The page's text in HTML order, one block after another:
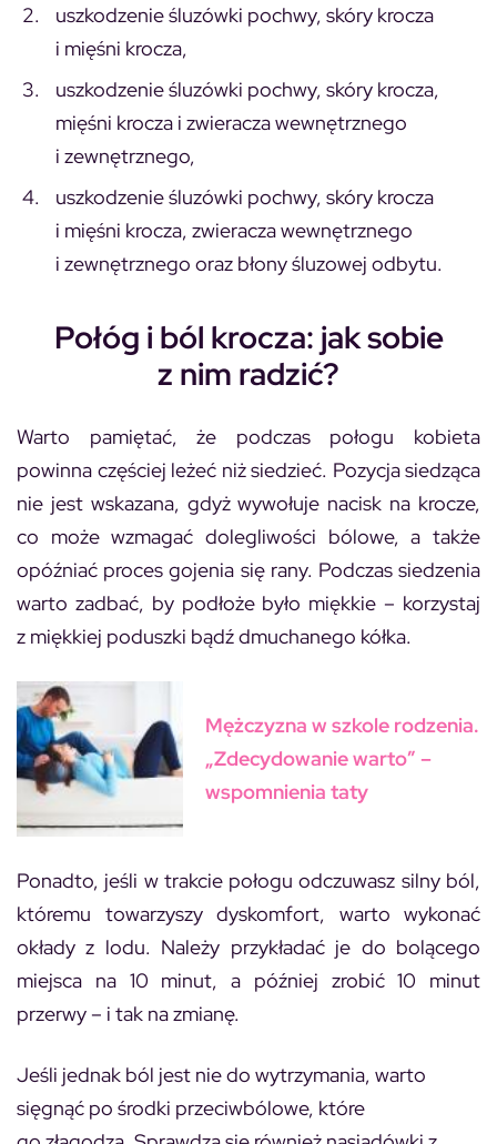
uszkodzenie śluzówki pochwy, skóry krocza
i mięśni krocza,
uszkodzenie śluzówki pochwy, skóry krocza,
mięśni krocza i zwieracza wewnętrznego
i zewnętrznego,
uszkodzenie śluzówki pochwy, skóry krocza
i mięśni krocza, zwieracza wewnętrznego
i zewnętrznego oraz błony śluzowej odbytu.
Połóg i ból krocza: jak sobie
z nim radzić?
Warto pamiętać, że podczas połogu kobieta
powinna częściej leżeć niż siedzieć. Pozycja siedząca
nie jest wskazana, gdyż wywołuje nacisk na krocze,
co może wzmagać dolegliwości bólowe, a także
opóźniać proces gojenia się rany. Podczas siedzenia
warto zadbać, by podłoże było miękkie – korzystaj
z miękkiej poduszki bądź dmuchanego kółka.
Mężczyzna w szkole rodzenia.
„Zdecydowanie warto” –
wspomnienia taty
Ponadto, jeśli w trakcie połogu odczuwasz silny ból,
któremu towarzyszy dyskomfort, warto wykonać
okłady z lodu. Należy przykładać je do bolącego
miejsca na 10 minut, a później zrobić 10 minut
przerwy – i tak na zmianę.
Jeśli jednak ból jest nie do wytrzymania, warto
sięgnąć po środki przeciwbólowe, które